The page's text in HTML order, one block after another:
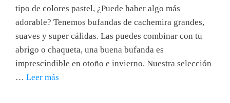
tipo de colores pastel, ¿Puede haber algo más
adorable? Tenemos bufandas de cachemira grandes,
suaves y super cálidas. Las puedes combinar con tu
abrigo o chaqueta, una buena bufanda es
imprescindible en otoño e invierno. Nuestra selección
… Leer más